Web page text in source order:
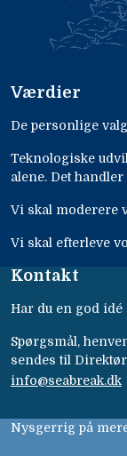
Værdier
De personlige
Teknologiske
alene. Det
Vi skal moderere
Vi skal efterleve
Kontakt
Har du en god
Spørgsmål,
sendes til
info@seabreak.dk
Nysgerrig på